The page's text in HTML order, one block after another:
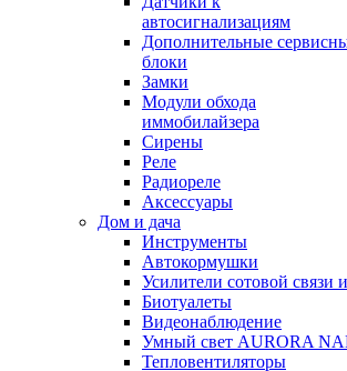
автосигнализациям
Дополнительные
блоки
Замки
Модули обхода
иммобилайзера
Сирены
Реле
Радиореле
Аксессуары
Дом и дача
Инструменты
Автокормушки
Усилители сотовой связи
Биотуалеты
Видеонаблюдение
Умный свет AURORA
Тепловентиляторы